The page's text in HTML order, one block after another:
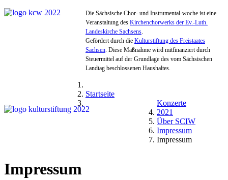
Die Sächsische Chor- und Instrumental-woche ist eine
Veranstaltung des Kirchenchorwerks der Ev.-Luth.
Landeskirche Sachsens.
Gefördert durch die Kulturstiftung des Freistaates
Sachsen. Diese Maßnahme wird mitfinanziert durch
Steuermittel auf der Grundlage des vom Sächsischen
Landtag beschlossenen Haushaltes.
Startseite
Konzerte
2021
Über SCIW
Impressum
Impressum
Impressum